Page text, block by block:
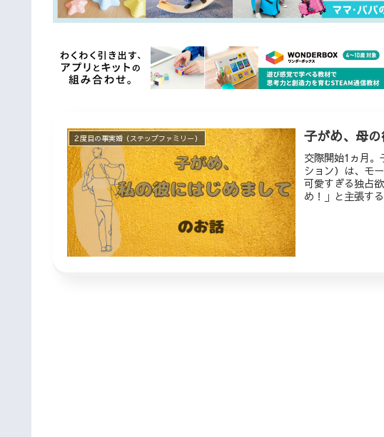
２度目の事実婚（ステップファミリー） 子がめ、母
交際開始1ヵ月。
ション）は、モ
可愛すぎる独占
め！」と主張す